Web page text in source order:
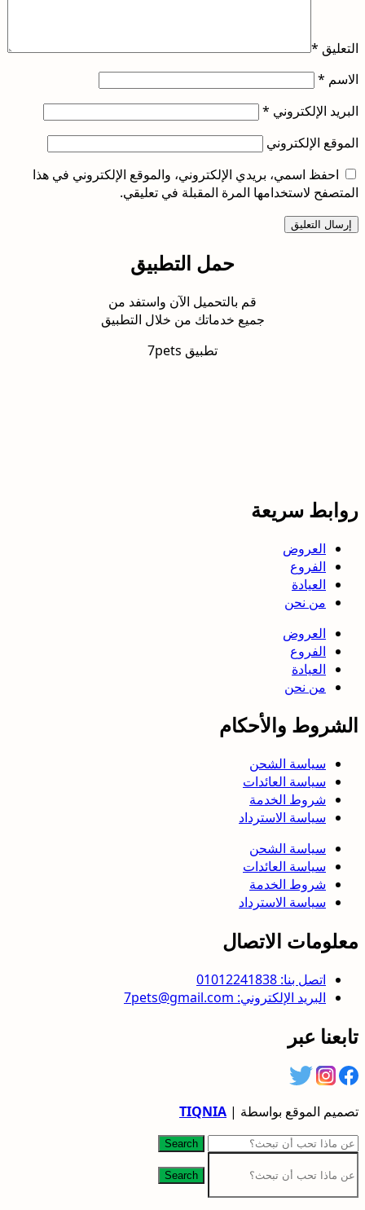
التعليق *
الاسم *
البريد الإلكتروني *
الموقع الإلكتروني
احفظ اسمي، بريدي الإلكتروني، والموقع الإلكتروني في هذا
المتصفح لاستخدامها المرة المقبلة في تعليقي.
حمل التطبيق
قم بالتحميل الآن واستفد من
جميع خدماتك من خلال التطبيق
تطبيق 7pets
روابط سريعة
العروض
الفروع
العيادة
من نحن
العروض
الفروع
العيادة
من نحن
الشروط والأحكام
سياسة الشحن
سياسة العائدات
شروط الخدمة
سياسة الاسترداد
سياسة الشحن
سياسة العائدات
شروط الخدمة
سياسة الاسترداد
معلومات الاتصال
اتصل بنا: 01012241838
البريد الإلكتروني: 7pets@gmail.com
تابعنا عبر
تصميم الموقع بواسطة | TIQNIA
Search
Search